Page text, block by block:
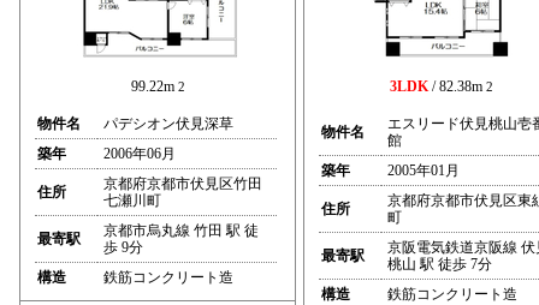
99.22m 2
物件名
パデシオン伏見深草
築年
2006年06月
住所
京都府京都市伏見区竹田
七瀬川町
最寄駅
京都市烏丸線 竹田 駅 徒
歩 9分
構造
鉄筋コンクリート造
3LDK/ 82.38m 2
物件名
エスリード伏見桃山壱
館
築年
2005年01月
住所
京都府京都市伏見区東
町
最寄駅
京阪電気鉄道京阪線 伏
桃山 駅 徒歩 7分
構造
鉄筋コンクリート造